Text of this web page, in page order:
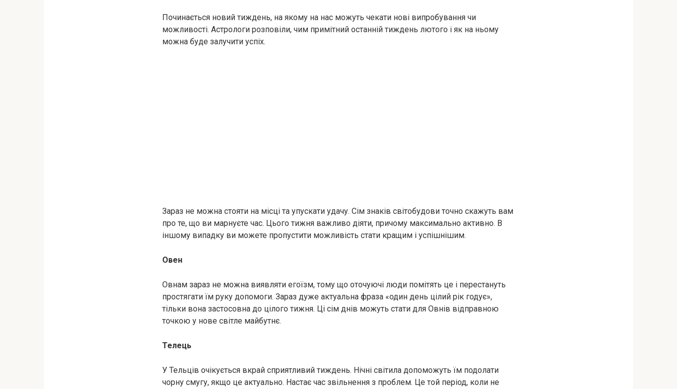
Починається новий тиждень, на якому на нас можуть чекати нові випробування чи
можливості. Астрологи розповіли, чим примітний останній тиждень лютого і як на ньому
можна буде залучити успіх.
Зараз не можна стояти на місці та упускати удачу. Сім знаків світобудови точно скажуть вам
про те, що ви марнуєте час. Цього тижня важливо діяти, причому максимально активно. В
іншому випадку ви можете пропустити можливість стати кращим і успішнішим.
Овен
Овнам зараз не можна виявляти егоїзм, тому що оточуючі люди помітять це і перестануть
простягати їм руку допомоги. Зараз дуже актуальна фраза «один день цілий рік годує»,
тільки вона застосовна до цілого тижня. Ці сім днів можуть стати для Овнів відправною
точкою у нове світле майбутнє.
Телець
У Тельців очікується вкрай сприятливий тиждень. Нічні світила допоможуть їм подолати
чорну смугу, якщо це актуально. Настає час звільнення з проблем. Це той період, коли не